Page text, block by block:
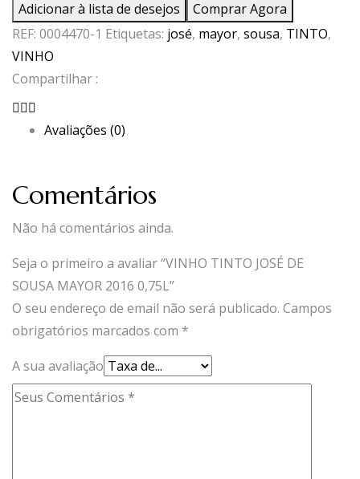
TINTO
JOSÉ
DE
SOUSA
2016
Adicionar à lista de desejos
Comprar Agora
REF: 0004470-1 Etiquetas: josé, mayor, sousa, TINTO,
VINHO
Compartilhar :
Avaliações (0)
Comentários
Não há comentários ainda.
Seja o primeiro a avaliar “VINHO TINTO JOSÉ DE
SOUSA MAYOR 2016 0,75L”
O seu endereço de email não será publicado. Campos
obrigatórios marcados com *
A sua avaliação